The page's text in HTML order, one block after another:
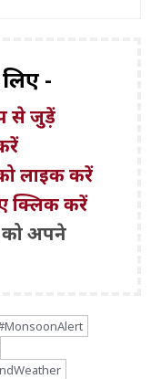
-
से जुड़ें
लाइक करें
क्लिक करें
को अपने